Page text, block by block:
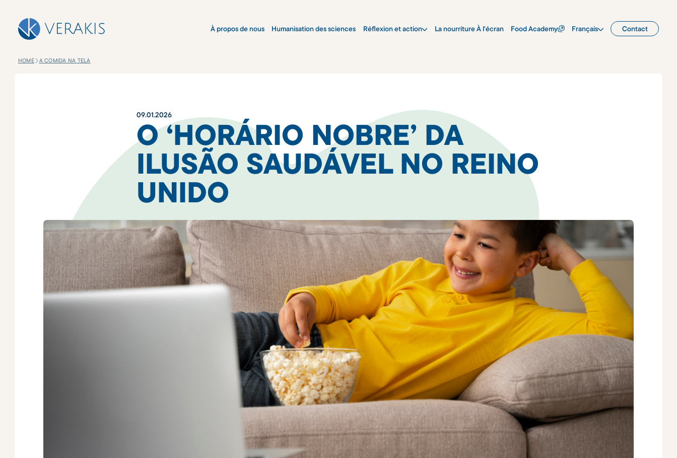
À propos de nous Humanisation des sciences Réflexion et action La nourriture À l'écran Food Academy Français Contact
HOME A COMIDA NA TELA
09.01.2026
O ‘HORÁRIO NOBRE’ DA
ILUSÃO SAUDÁVEL NO REINO
UNIDO